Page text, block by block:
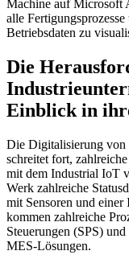
Machine auf Microsoft
alle
Betriebsdaten zu
Die
Einblick in
Die Digitalisierung von
schreitet fort,
mit dem Industrial IoT
Werk zahlreiche
mit Sensoren und
kommen zahlreiche
Steuerungen (SPS)
MES-Lösungen.